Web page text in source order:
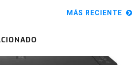
MÁS RECIENTE